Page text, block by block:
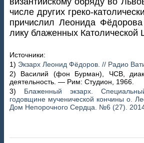
числе других греко-
причислил Леонида
лику блаженных Католической
Источники:
1) Экзарх Леонид Фёдоров. // Радио
2) Василий (фон Бурман), ЧСВ,
деятельность. — Рим: Студион, 1966.
3) Блаженный экзарх.
годовщине мученической кончины о.
Дом Непорочного Сердца. №6 (27).